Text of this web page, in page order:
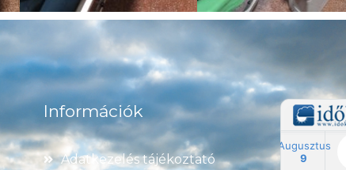
Információk
Adatkezelés tájékoztató